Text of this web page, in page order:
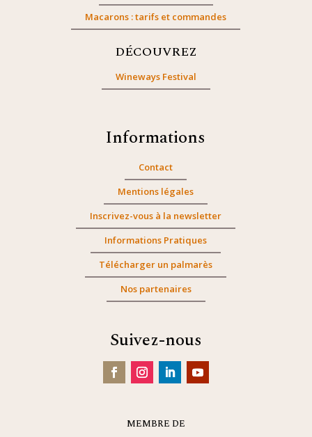
Macarons : tarifs et commandes
DÉCOUVREZ
Wineways Festival
Informations
Contact
Mentions légales
Inscrivez-vous à la newsletter
Informations Pratiques
Télécharger un palmarès
Nos partenaires
Suivez-nous
MEMBRE DE